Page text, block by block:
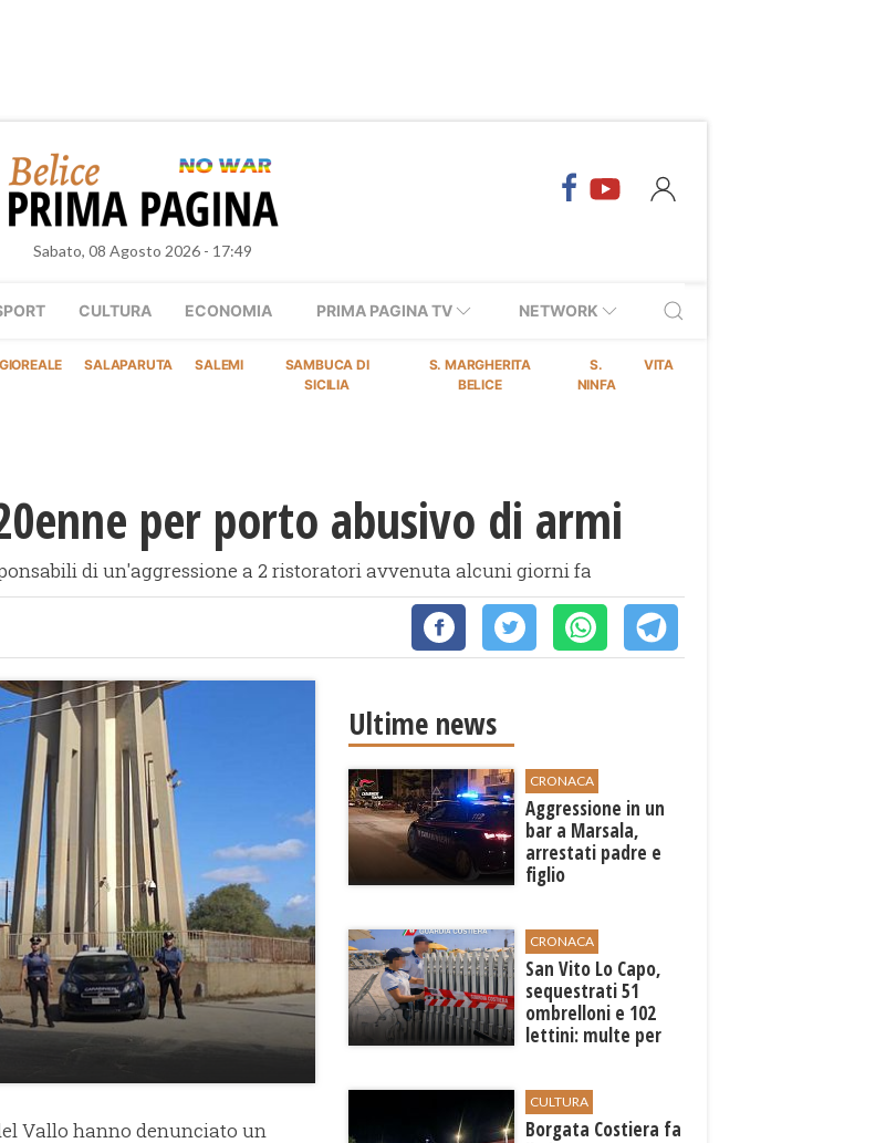
Sabato, 08 Agosto 2026 - 17:49
CULTURA ECONOMIA PRIMA PAGINA TV NETWORK
SALAPARUTA SALEMI
SAMBUCA DI
SICILIA
S. MARGHERITA
BELICE
S.
NINFA
VITA
per porto abusivo di armi
di un'aggressione a 2 ristoratori avvenuta alcuni giorni fa
Vallo hanno denunciato un
Ultime news
CRONACA
Aggressione in un
bar a Marsala,
arrestati padre e
figlio
CRONACA
San Vito Lo Capo,
sequestrati 51
ombrelloni e 102
lettini: multe per
CULTURA
​Borgata Costiera fa